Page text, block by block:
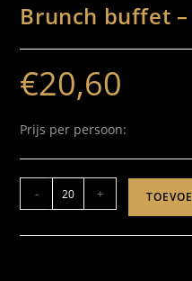
Brunch buffet –
€20,60
Prijs per persoon:
- +